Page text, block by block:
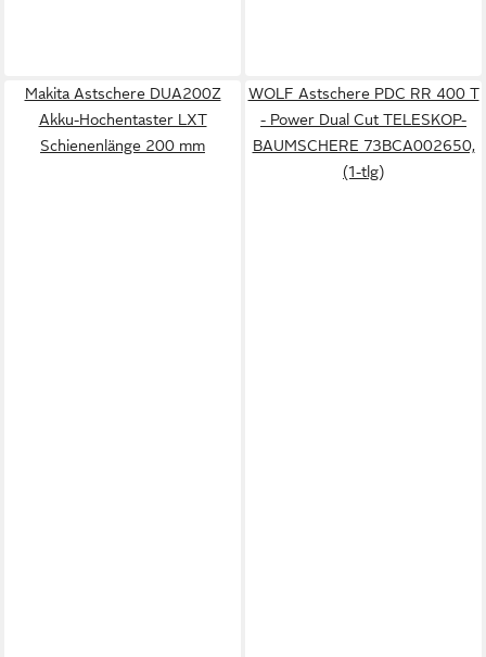
Makita Astschere DUA200Z
Akku-Hochentaster LXT
Schienenlänge 200 mm
WOLF Astschere PDC RR 400 T
- Power Dual Cut TELESKOP-
BAUMSCHERE 73BCA002650,
(1-tlg)